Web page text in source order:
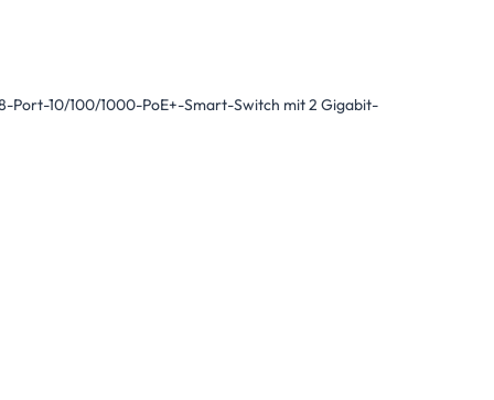
Port-10/100/1000-PoE+-Smart-Switch mit 2 Gigabit-